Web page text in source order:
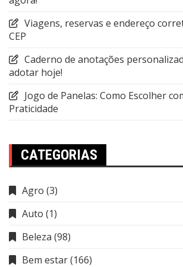
Viagens, reservas e endereço
CEP
Caderno de anotações
adotar hoje!
Jogo de Panelas: Como Escolher
Praticidade
CATEGORIAS
Agro (3)
Auto (1)
Beleza (98)
Bem estar(166)